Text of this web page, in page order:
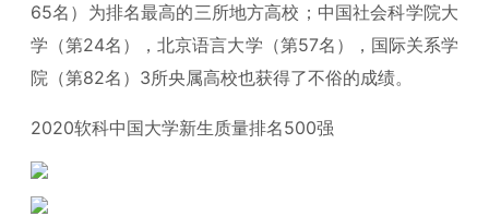
65名）为排名最高的三所地方高校；中国社会科学院大
学（第24名），北京语言大学（第57名），国际关系学
院（第82名）3所央属高校也获得了不俗的成绩。
2020软科中国大学新生质量排名500强